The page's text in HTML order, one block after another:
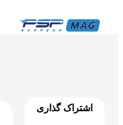
اشتراک گذاری